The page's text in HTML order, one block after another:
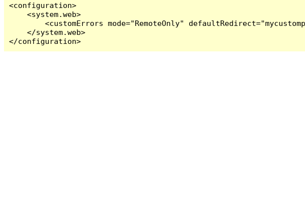
<configuration>
    <system.web>
<customErrors mode="RemoteOnly"
    </system.web>
</configuration>